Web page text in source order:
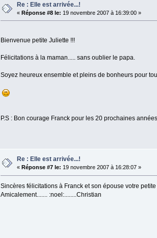
Re : Elle est arrivée...!
« Réponse #8 le: 19 novembre 2007 à 16:39:00 »
Bienvenue petite Juliette !!!
Félicitations à la maman..... sans oublier le papa.
Soyez heureux ensemble et pleins de bonheurs pour
P.S : Bon courage Franck pour les 20 prochaines
Re : Elle est arrivée...!
« Réponse #7 le: 19 novembre 2007 à 16:28:07 »
Sincères félicitations à Franck et son épouse votre
Amicalement....... :noel:........Christian